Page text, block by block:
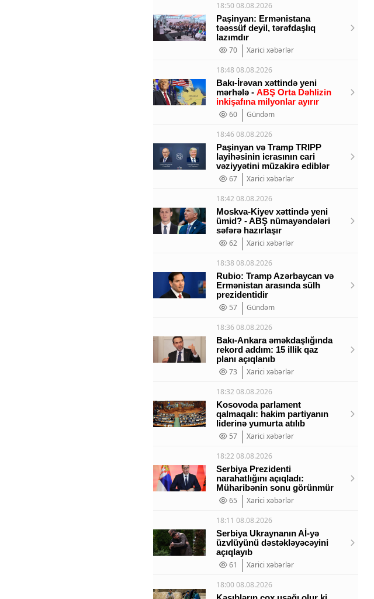
18:50 08.08.2026
Paşinyan: Ermənistana
təəssüf deyil, tərəfdaşlıq
lazımdır
70
Xarici xəbərlər
18:48 08.08.2026
Bakı-İrəvan xəttində yeni
mərhələ - ABŞ Orta Dəhlizin
inkişafına milyonlar ayırır
60
Gündəm
18:46 08.08.2026
Paşinyan və Tramp TRIPP
layihəsinin icrasının cari
vəziyyətini müzakirə ediblər
67
Xarici xəbərlər
18:42 08.08.2026
Moskva-Kiyev xəttində yeni
ümid? - ABŞ nümayəndələri
səfərə hazırlaşır
62
Xarici xəbərlər
18:38 08.08.2026
Rubio: Tramp Azərbaycan və
Ermənistan arasında sülh
prezidentidir
57
Gündəm
18:36 08.08.2026
Bakı-Ankara əməkdaşlığında
rekord addım: 15 illik qaz
planı açıqlanıb
73
Xarici xəbərlər
18:32 08.08.2026
Kosovoda parlament
qalmaqalı: hakim partiyanın
liderinə yumurta atılıb
57
Xarici xəbərlər
18:22 08.08.2026
Serbiya Prezidenti
narahatlığını açıqladı:
Müharibənin sonu görünmür
65
Xarici xəbərlər
18:11 08.08.2026
Serbiya Ukraynanın Aİ-yə
üzvlüyünü dəstəkləyəcəyini
açıqlayıb
61
Xarici xəbərlər
18:00 08.08.2026